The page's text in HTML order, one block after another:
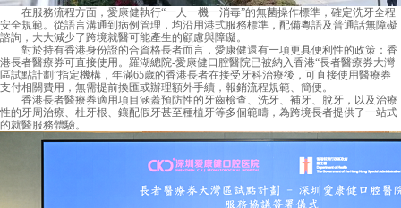
在服務流程方面， 愛康健執行“一人一機一消毒”的無菌操作標準，確定洗牙全程
安全規範。從語言溝通到病例管理，均沿用港式服務標準，配備粵語及普通話無障礙
諮詢，大大減少了跨境就醫可能產生的顧慮與障礙。
對於持有香港身份證的合資格長者而言，愛康健還有一項更具便利性的政策：香
港長者醫療券可直接使用。羅湖總院-愛康健口腔醫院已被納入香港“長者醫療券大灣
區試點計劃”指定機構，年滿65歲的香港長者在接受牙科治療後，可直接使用醫療券
支付相關費用，無需提前換匯或辦理額外手續，報銷流程規範、簡便。
香港長者醫療券適用項目涵蓋預防性的牙齒檢查、洗牙、補牙、脫牙，以及治療
性的牙周治療、杜牙根、鑲配假牙甚至種植牙等多個範疇，為跨境長者提供了一站式
的就醫服務體驗。